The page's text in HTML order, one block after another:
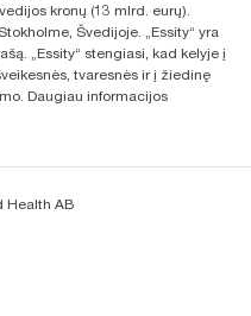
kronų (13 mlrd. eurų).
Švedijoje. „Essity“ yra
„Essity“ stengiasi, kad kelyje į
tvaresnės ir į žiedinę
Daugiau informacijos
Health AB